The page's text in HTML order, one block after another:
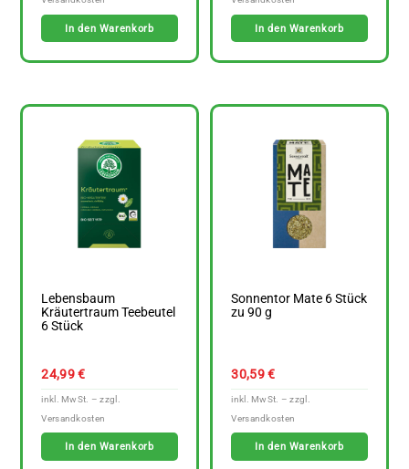
In den Warenkorb In den Warenkorb
Lebensbaum
Kräutertraum Teebeutel
6 Stück
24,99€
In den Warenkorb
Sonnentor Mate 6 Stück
zu 90 g
30,59€
In den Warenkorb